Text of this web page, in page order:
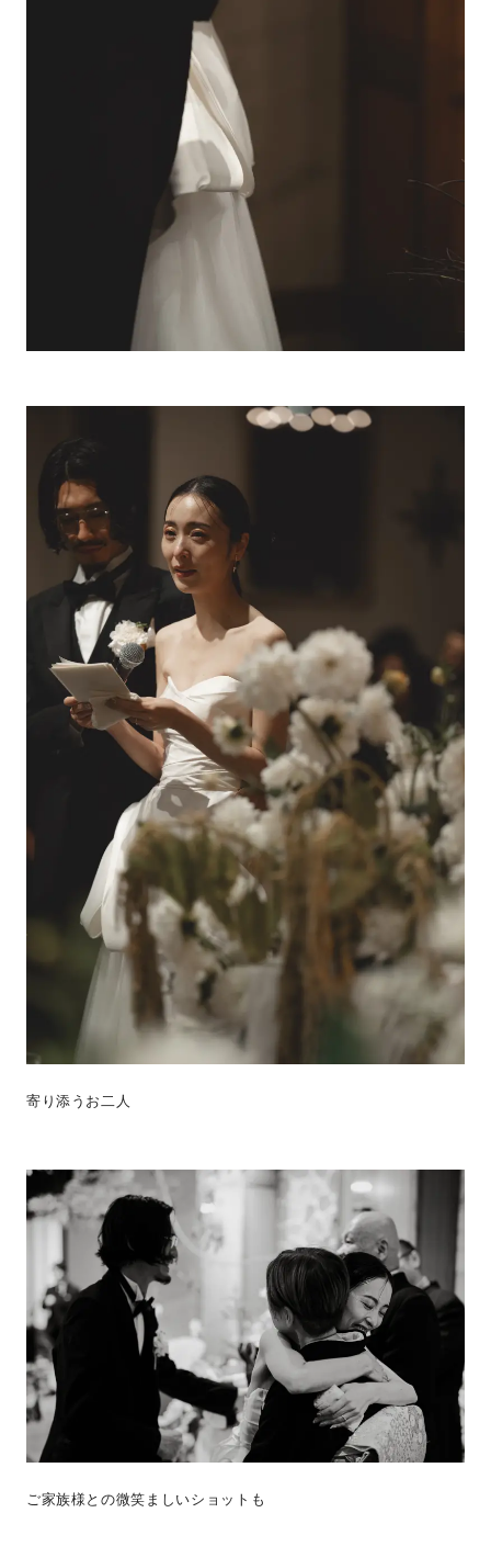
寄り添うお二人
ご家族様との微笑ましいショットも